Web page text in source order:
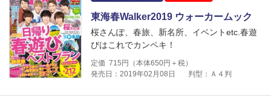
東海春Walker2019 ウォーカームック
桜さんぽ、春旅、新名所、イベントetc.春遊
びはこれでカンペキ！
定価 715 円（本体650円＋税）
発売日：2019年02月08日
判型：Ａ４判